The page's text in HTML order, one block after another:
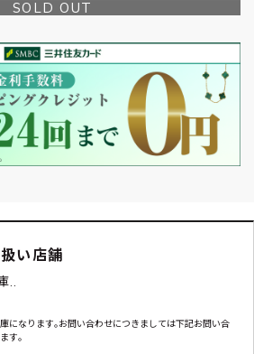
SOLD OUT
い店舗
になります｡お問い合わせにつきましては下記お問い合
す｡